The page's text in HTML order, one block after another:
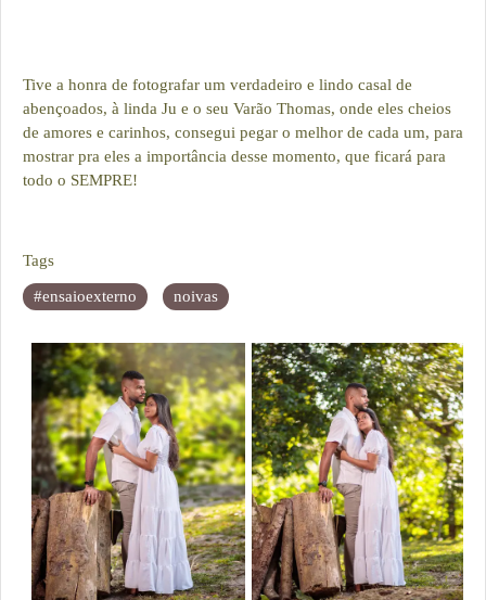
Tive a honra de fotografar um verdadeiro e lindo casal de
abençoados, à linda Ju e o seu Varão Thomas, onde eles cheios
de amores e carinhos, consegui pegar o melhor de cada um, para
mostrar pra eles a importância desse momento, que ficará para
todo o SEMPRE!
Tags
#ensaioexterno noivas